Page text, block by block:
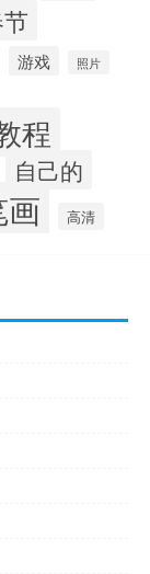
游戏 照片
程
自己的
高清